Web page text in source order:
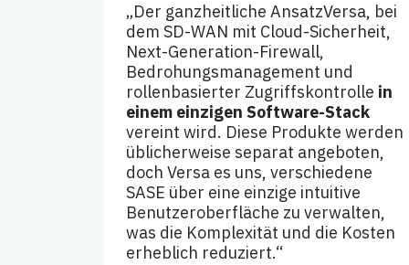
„Der ganzheitliche AnsatzVersa, bei
dem SD-WAN mit Cloud-Sicherheit,
Next-Generation-Firewall,
Bedrohungsmanagement und
rollenbasierter Zugriffskontrolle in
einem einzigen Software-Stack
vereint wird. Diese Produkte werden
üblicherweise separat angeboten,
doch Versa es uns, verschiedene
SASE über eine einzige intuitive
Benutzeroberfläche zu verwalten,
was die Komplexität und die Kosten
erheblich reduziert.“